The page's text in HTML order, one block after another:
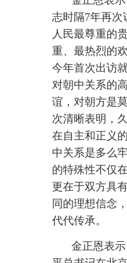
金正恩表示，
到，在习近平总
中国取得令世界
国际地位极大提
提出的人类命运
全球倡议对促进
有深远意义，得
和赞赏。近年来
所未有的巨大变
渝地坚持一个中
中国维护核心利益
巩固和发展新时
的选择、时代的
不变的战略选择
意志。我们会一如
业，为把朝中关